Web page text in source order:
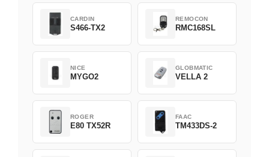
CARDIN
S466-TX2
REMOCON
RMC168SL
NICE
MYGO2
GLOBMATIC
VELLA 2
ROGER
E80 TX52R
FAAC
TM433DS-2